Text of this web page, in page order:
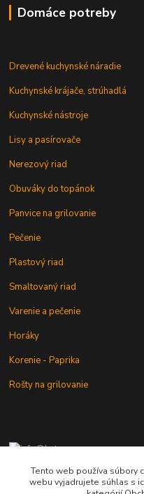
Domáce potreby
Drevené kuchynské náradie
Kuchynské krájače, strúhadlá
Kuchynské nástroje
Lisy a pasírovače
Nerezový riad
Obuváky do topánok
Panvice na grilovanie
Pečenie
Plastový riad
Smaltovaný riad
Varenie a pečenie
Horáky
Korenie - Paprika
Rošty na grilovanie
+421 902
od 8:00 - do 16:00
Tento web používa súbory
webu vyjadrujete súhlas s